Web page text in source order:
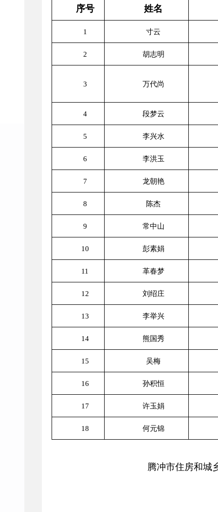
序号 姓名
1 寸云
2 胡志明
3 万代尚
4 段梦云
5 李兴水
6 李洪玉
7 龙朝艳
8 陈杰
9 常中山
10 彭素娟
11 革春梦
12 刘绍庄
13 李举兴
14 熊国秀
15 吴梅
16 孙积恒
17 许玉娟
18 何元锦
腾冲市住房和城